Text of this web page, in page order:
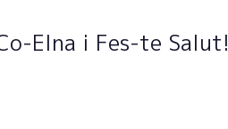
Elna i Fes-te Salut!